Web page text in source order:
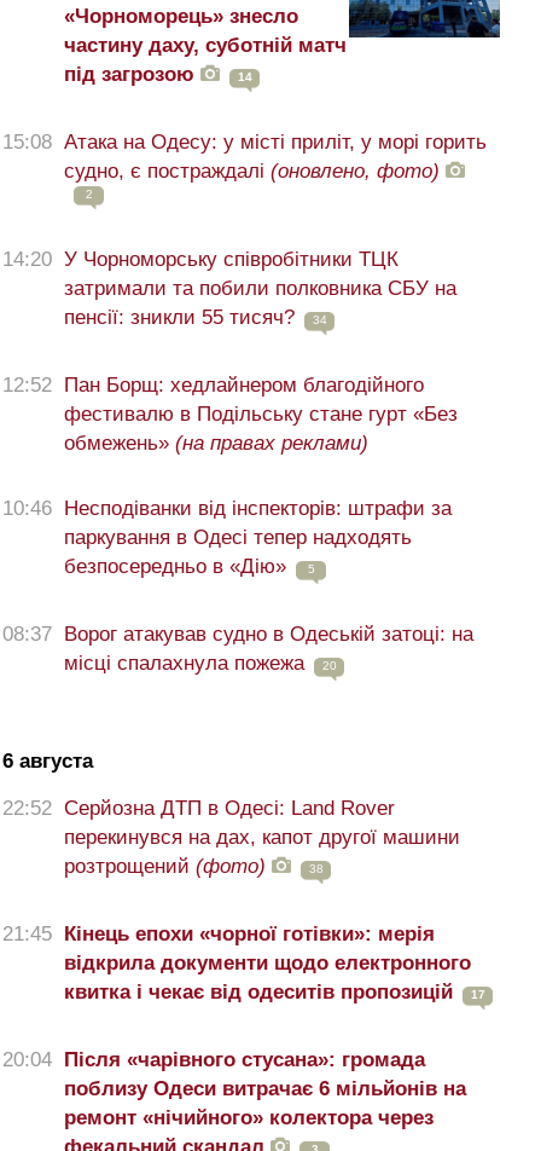
«Чорноморець» знесло
частину даху, суботній матч
під загрозою
14
15:08 Атака на Одесу: у місті приліт, у морі горить
судно, є постраждалі (оновлено, фото)
2
14:20 У Чорноморську співробітники ТЦК
затримали та побили полковника СБУ на
пенсії: зникли 55 тисяч?
34
12:52 Пан Борщ: хедлайнером благодійного
фестивалю в Подільську стане гурт «Без
обмежень» (на правах реклами)
10:46 Несподіванки від інспекторів: штрафи за
паркування в Одесі тепер надходять
безпосередньо в «Дію»
5
08:37 Ворог атакував судно в Одеській затоці: на
місці спалахнула пожежа
20
6 августа
22:52 Серйозна ДТП в Одесі: Land Rover
перекинувся на дах, капот другої машини
розтрощений (фото) 38
21:45 Кінець епохи «чорної готівки»: мерія
відкрила документи щодо електронного
квитка і чекає від одеситів пропозицій
17
20:04 Після «чарівного стусана»: громада
поблизу Одеси витрачає 6 мільйонів на
ремонт «нічийного» колектора через
фекальний скандал